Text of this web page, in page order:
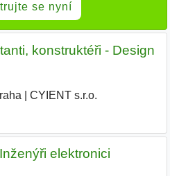
se nyní
konstruktéři - Design
CYIENT s.r.o.
elektronici